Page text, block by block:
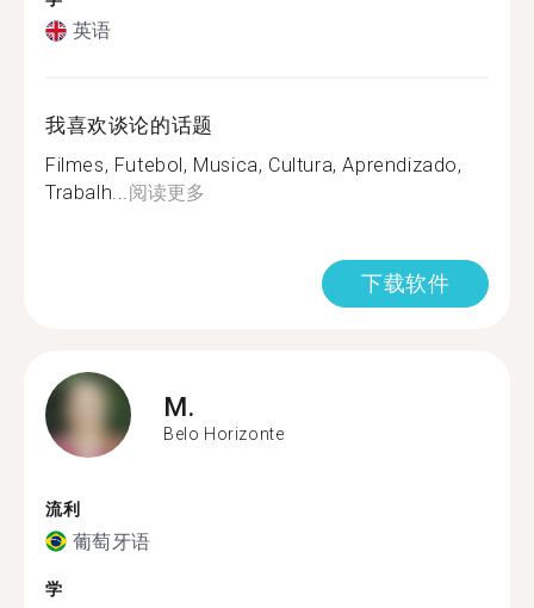
英语
我喜欢谈论的话题
Filmes, Futebol, Musica, Cultura, Aprendizado,
Trabalh...阅读更多
下载软件
M.
Belo Horizonte
流利
葡萄牙语
学